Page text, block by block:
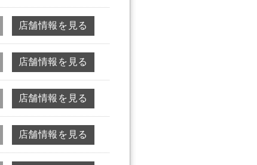
店舗情報を見る
店舗情報を見る
店舗情報を見る
店舗情報を見る